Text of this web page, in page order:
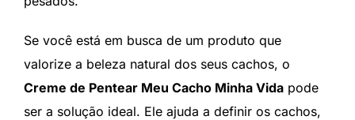
Se você está em busca de um produto que
valorize a beleza natural dos seus cachos, o
Creme de Pentear Meu Cacho Minha Vida pode
ser a solução ideal. Ele ajuda a definir os cachos,